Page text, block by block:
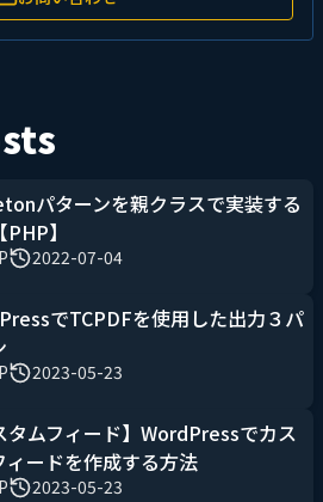
パターンを親クラスで実装する
】
2022-07-04
でTCPDFを使用した出力３パ
2023-05-23
タムフィード】WordPressでカス
ィードを作成する方法
2023-05-23